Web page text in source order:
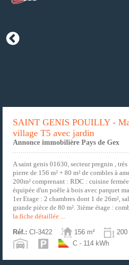
SAINT GENIS POUILLY -
village T5 avec jardin
Annonce immobilière Pays de Gex
A saint genis 01630, secteur pregnin ,
pierre de 156 m² + 80 m² de combles à
200m² comprenant : RDC : cuisine
équipée d'un poêle à bois avec parquet
1er Etage : 2 chambres dont 1 de 26m²,
grande pièce de 80 m². 3ième étage :
la fiche détaillée ...
Réf.: CI-3422 156 m² 200
C - 114 kWh